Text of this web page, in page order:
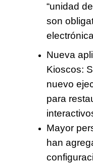
“unidad
son
Nueva
Kioscos:
nuevo
para
Mayor
han